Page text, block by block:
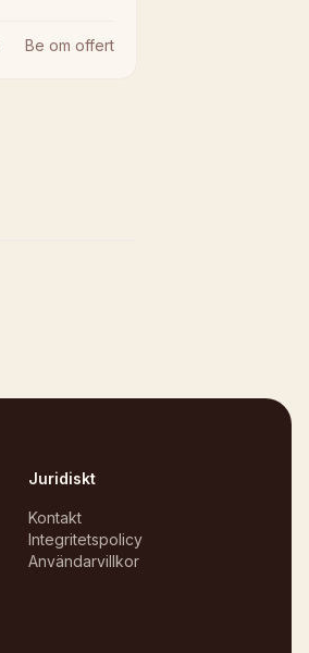
Be om offert
Juridiskt
Kontakt
Integritetspolicy
Användarvillkor